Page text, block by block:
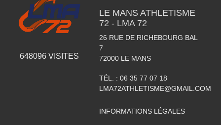
648096 VISITES
LE MANS ATHLETISME
72 - LMA 72
26 RUE DE RICHEBOURG BAL
7
72000 LE MANS
TÉL. : 06 35 77 07 18
LMA72ATHLETISME@GMAIL.COM
INFORMATIONS LÉGALES